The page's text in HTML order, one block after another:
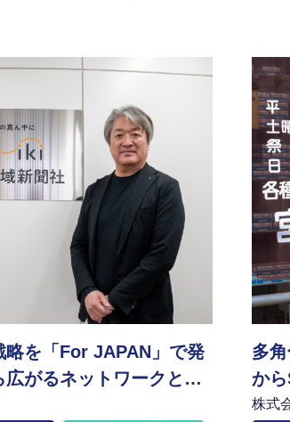
略を「For JAPAN」で発
がるネットワークと共
多
か
託
株式